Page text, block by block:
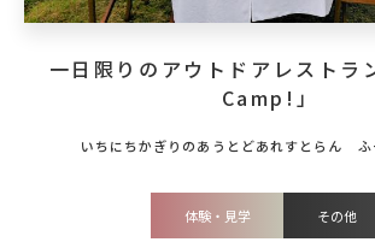
一日限りのアウトドアレスト
Camp!」
体験・見学 その他